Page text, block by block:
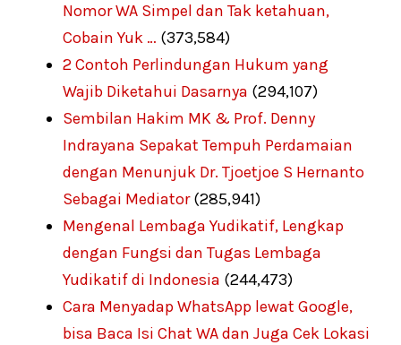
Nomor WA Simpel dan Tak ketahuan,
Cobain Yuk … (373,584)
2 Contoh Perlindungan Hukum yang
Wajib Diketahui Dasarnya (294,107)
Sembilan Hakim MK & Prof. Denny
Indrayana Sepakat Tempuh Perdamaian
dengan Menunjuk Dr. Tjoetjoe S Hernanto
Sebagai Mediator (285,941)
Mengenal Lembaga Yudikatif, Lengkap
dengan Fungsi dan Tugas Lembaga
Yudikatif di Indonesia (244,473)
Cara Menyadap WhatsApp lewat Google,
bisa Baca Isi Chat WA dan Juga Cek Lokasi